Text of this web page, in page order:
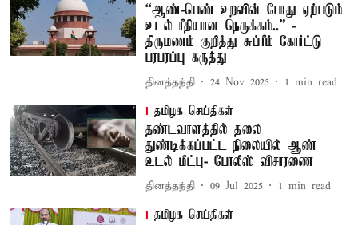
“ஆண்-பெண் உறவின் போது ஏற்படும்
உடல் ரீதியான நெருக்கம்..” -
திருமணம் குறித்து சுப்ரீம் கோர்ட்டு
பரபரப்பு கருத்து
தினத்தந்தி 24 Nov 2025 1 min read
தமிழக செய்திகள்
தண்டவாளத்தில் தலை
துண்டிக்கப்பட்ட நிலையில் ஆண்
உடல் மீட்பு- போலீஸ் விசாரணை
தினத்தந்தி 09 Jul 2025 1 min read
தமிழக செய்திகள்